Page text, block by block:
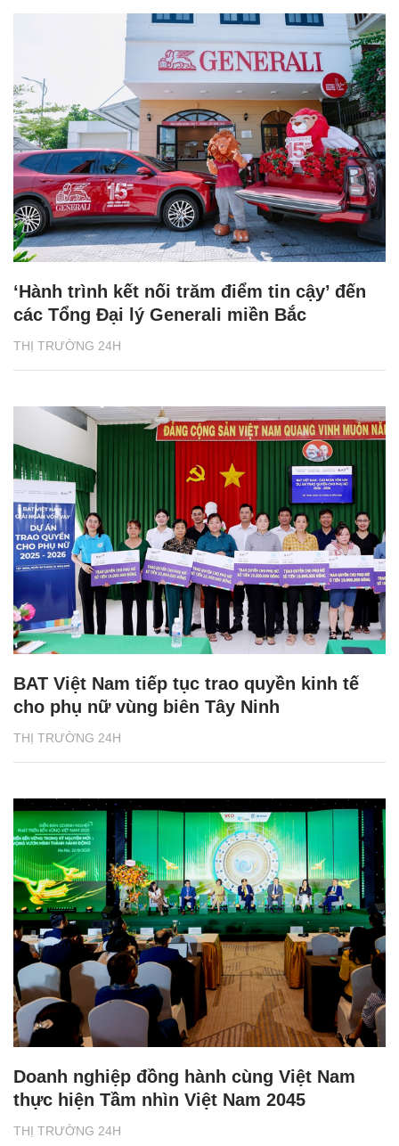
THỊ TRƯỜNG 24H
‘Hành trình kết nối trăm điểm tin cậy’ đến
các Tổng Đại lý Generali miền Bắc
THỊ TRƯỜNG 24H
BAT Việt Nam tiếp tục trao quyền kinh tế
cho phụ nữ vùng biên Tây Ninh
THỊ TRƯỜNG 24H
Doanh nghiệp đồng hành cùng Việt Nam
thực hiện Tầm nhìn Việt Nam 2045